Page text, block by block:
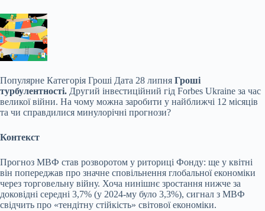
Популярне Категорія Гроші Дата 28 липня Гроші
турбулентності. Другий інвестиційний гід Forbes Ukraine за час
великої війни. На чому можна заробити у найближчі 12 місяців
та чи справдилися минулорічні прогнози?
Контекст
Прогноз МВФ став розворотом у риториці Фонду: ще у квітні
він попереджав про значне сповільнення глобальної економіки
через торговельну війну. Хоча нинішнє зростання нижче за
доковідні середні 3,7% (у 2024-му було 3,3%), сигнал з МВФ
свідчить про «тендітну стійкість» світової економіки.